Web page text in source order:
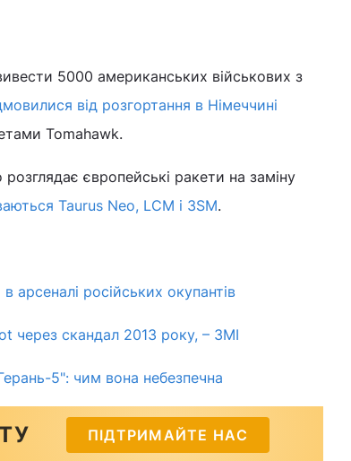
5000 американських військових з
від розгортання в Німеччині
Tomahawk.
європейські ракети на заміну
Taurus Neo, LCM і 3SM.
російських окупантів
через скандал 2013 року, – ЗМІ
5": чим вона небезпечна
ПІДТРИМАЙТЕ НАС